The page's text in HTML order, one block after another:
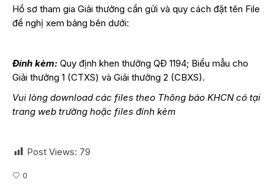
Hồ sơ tham gia Giải thưởng cần gửi và quy cách đặt tên File
đề nghị xem bảng bên dưới:
Đính kèm: Quy định khen thưởng QĐ 1194; Biểu mẫu cho
Giải thưởng 1 (CTXS) và Giải thưởng 2 (CBXS).
Vui lòng download các files theo Thông báo KHCN có tại
trang web trường hoặc files đính kèm
Post Views: 79
0